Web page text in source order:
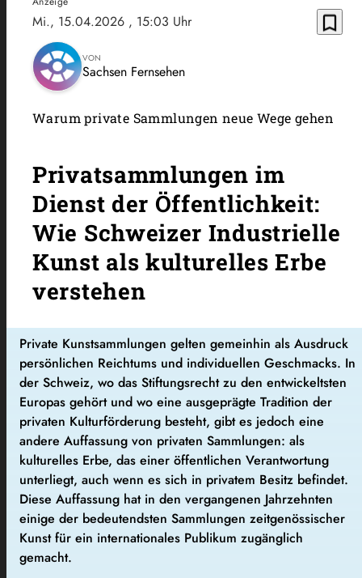
Mi., 15.04.2026 , 15:03 Uhr bookmark_border
VON
Sachsen Fernsehen
Warum private Sammlungen neue Wege gehen
Privatsammlungen im
Dienst der Öffentlichkeit:
Wie Schweizer Industrielle
Kunst als kulturelles Erbe
verstehen
Private Kunstsammlungen gelten gemeinhin als Ausdruck
persönlichen Reichtums und individuellen Geschmacks. In
der Schweiz, wo das Stiftungsrecht zu den entwickeltsten
Europas gehört und wo eine ausgeprägte Tradition der
privaten Kulturförderung besteht, gibt es jedoch eine
andere Auffassung von privaten Sammlungen: als
kulturelles Erbe, das einer öffentlichen Verantwortung
unterliegt, auch wenn es sich in privatem Besitz befindet.
Diese Auffassung hat in den vergangenen Jahrzehnten
einige der bedeutendsten Sammlungen zeitgenössischer
Kunst für ein internationales Publikum zugänglich
gemacht.